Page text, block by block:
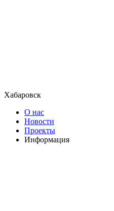
Хабаровск
О нас
Новости
Проекты
Информация